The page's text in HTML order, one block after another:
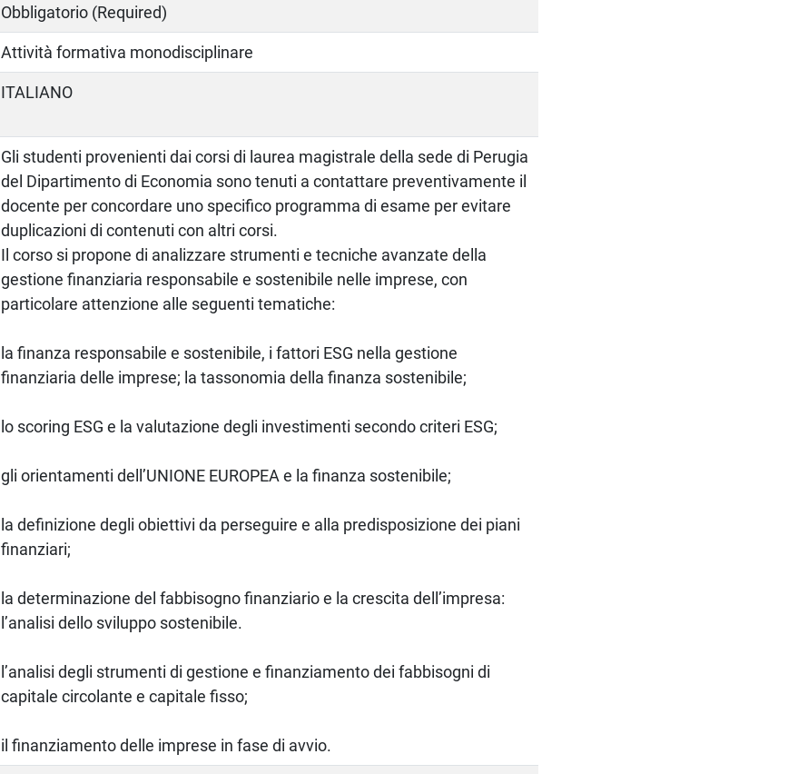
Obbligatorio (Required)
Attività formativa monodisciplinare
ITALIANO
Gli studenti provenienti dai corsi di laurea magistrale della sede di Perugia
del Dipartimento di Economia sono tenuti a contattare preventivamente il
docente per concordare uno specifico programma di esame per evitare
duplicazioni di contenuti con altri corsi.
Il corso si propone di analizzare strumenti e tecniche avanzate della
gestione finanziaria responsabile e sostenibile nelle imprese, con
particolare attenzione alle seguenti tematiche:
la finanza responsabile e sostenibile, i fattori ESG nella gestione
finanziaria delle imprese; la tassonomia della finanza sostenibile;
lo scoring ESG e la valutazione degli investimenti secondo criteri ESG;
gli orientamenti dell’UNIONE EUROPEA e la finanza sostenibile;
la definizione degli obiettivi da perseguire e alla predisposizione dei piani
finanziari;
la determinazione del fabbisogno finanziario e la crescita dell’impresa:
l’analisi dello sviluppo sostenibile.
l’analisi degli strumenti di gestione e finanziamento dei fabbisogni di
capitale circolante e capitale fisso;
il finanziamento delle imprese in fase di avvio.